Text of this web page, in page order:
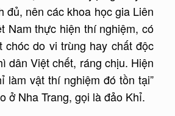
đủ, nên các khoa học gia Liên
Nam thực hiện thí nghiệm, có
chóc do vi trùng hay chất độc
dân Việt chết, ráng chịu. Hiện
làm vật thí nghiệm đó tồn tại”
ở Nha Trang, gọi là đảo Khỉ.